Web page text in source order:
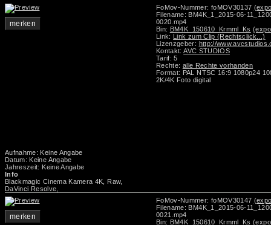
merken
FoMov-Nummer: foMOV30137
Filename: BM4K_1_2015-06-
0020.mp4
Bin: BM4K_150610_Krmml_Ks
Link: Link zum Clip (Rechtsclick...)
Lizenzgeber: http://
Kontakt:AVC STUDIOS
Tarif: 5
Rechte: alle Rechte vorhanden
Format: PAL NTSC 16:9 1080p24
2K/4K Foto digital
Aufnahme: Keine Angabe
Datum: Keine Angabe
Jahreszeit: Keine Angabe
Info
Blackmagic Cinema Kamera 4K, Raw,
DaVinci Resolve,
merken
FoMov-Nummer: foMOV30147
Filename: BM4K_1_2015-06-
0021.mp4
Bin: BM4K_150610_Krmml_Ks